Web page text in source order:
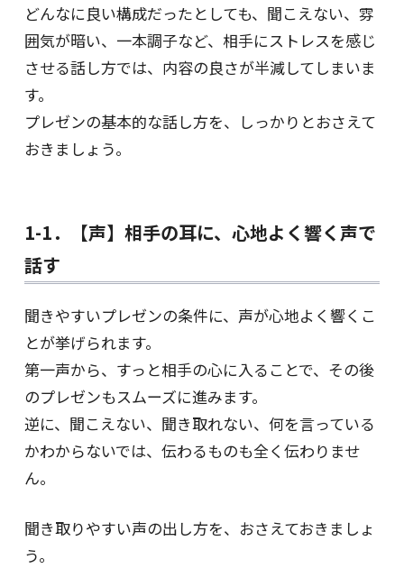
どんなに良い構成だったとしても、聞こえない、雰
囲気が暗い、一本調子など、相手にストレスを感じ
させる話し方では、内容の良さが半減してしまいま
す。
プレゼンの基本的な話し方を、しっかりとおさえて
おきましょう。
1-1．【声】相手の耳に、心地よく響く声で
話す
聞きやすいプレゼンの条件に、声が心地よく響くこ
とが挙げられます。
第一声から、すっと相手の心に入ることで、その後
のプレゼンもスムーズに進みます。
逆に、聞こえない、聞き取れない、何を言っている
かわからないでは、伝わるものも全く伝わりませ
ん。
聞き取りやすい声の出し方を、おさえておきましょ
う。